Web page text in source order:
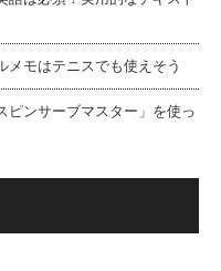
メモはテニスでも使えそう
ピンサーブマスター」を使っ